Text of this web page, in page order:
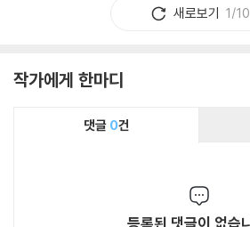
새로보기 1/10
작가에게 한마디
댓글 0건
등록된 댓글이 없습